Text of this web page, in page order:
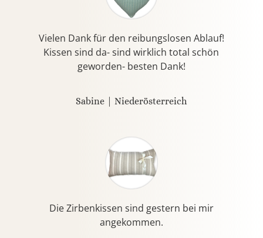
Vielen Dank für den reibungslosen Ablauf!
Kissen sind da- sind wirklich total schön
geworden- besten Dank!
Sabine | Niederösterreich
Die Zirbenkissen sind gestern bei mir
angekommen.